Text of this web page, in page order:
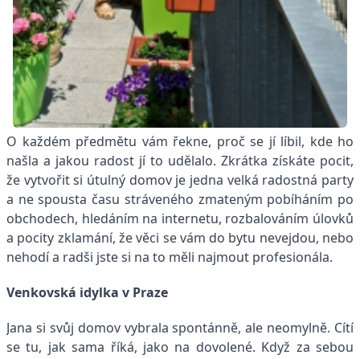
O každém předmětu vám řekne, proč se jí líbil, kde ho
našla a jakou radost jí to udělalo. Zkrátka získáte pocit,
že vytvořit si útulný domov je jedna velká radostná party
a ne spousta času stráveného zmateným pobíháním po
obchodech, hledáním na internetu, rozbalováním úlovků
a pocity zklamání, že věci se vám do bytu nevejdou, nebo
nehodí a radši jste si na to měli najmout profesionála.
Venkovská idylka v Praze
Jana si svůj domov vybrala spontánně, ale neomylně. Cítí
se tu, jak sama říká, jako na dovolené. Když za sebou